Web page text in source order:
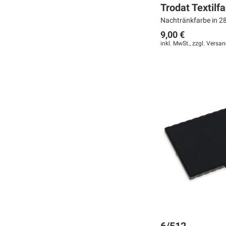
Trodat
Nachtränkfarbe in
9,00 €
inkl. MwSt., zzgl.